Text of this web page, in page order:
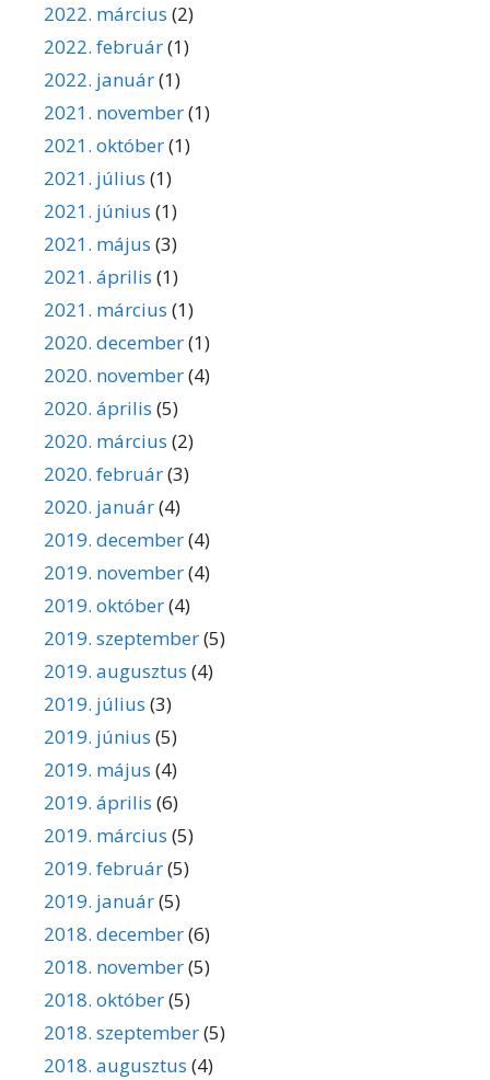
2022. március (2)
2022. február(1)
2022. január(1)
2021. november(1)
2021. október(1)
2021. július (1)
2021. június (1)
2021. május (3)
2021. április (1)
2021. március (1)
2020. december(1)
2020. november(4)
2020. április (5)
2020. március (2)
2020. február(3)
2020. január(4)
2019. december(4)
2019. november(4)
2019. október(4)
2019. szeptember(5)
2019. augusztus (4)
2019. július (3)
2019. június (5)
2019. május (4)
2019. április (6)
2019. március (5)
2019. február(5)
2019. január(5)
2018. december(6)
2018. november(5)
2018. október(5)
2018. szeptember(5)
2018. augusztus (4)